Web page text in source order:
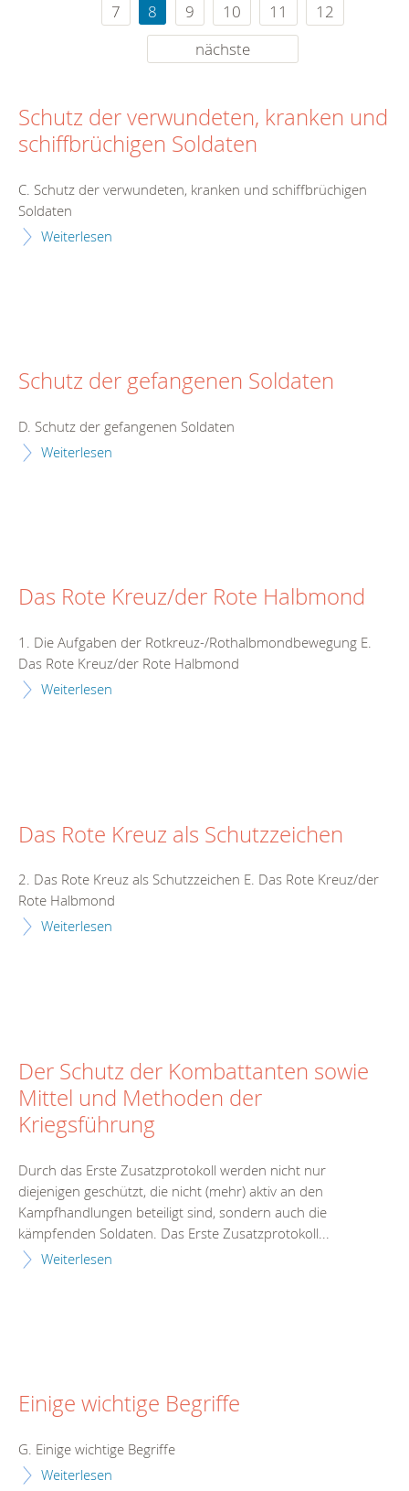
7
8 9 10 11
12
nächste
Schutz der verwundeten, kranken und
schiffbrüchigen Soldaten
C. Schutz der verwundeten, kranken und schiffbrüchigen
Soldaten
Weiterlesen
Schutz der gefangenen Soldaten
D. Schutz der gefangenen Soldaten
Weiterlesen
Das Rote Kreuz/der Rote Halbmond
1. Die Aufgaben der Rotkreuz-/Rothalbmondbewegung E.
Das Rote Kreuz/der Rote Halbmond
Weiterlesen
Das Rote Kreuz als Schutzzeichen
2. Das Rote Kreuz als Schutzzeichen E. Das Rote Kreuz/der
Rote Halbmond
Weiterlesen
Der Schutz der Kombattanten sowie
Mittel und Methoden der
Kriegsführung
Durch das Erste Zusatzprotokoll werden nicht nur
diejenigen geschützt, die nicht (mehr) aktiv an den
Kampfhandlungen beteiligt sind, sondern auch die
kämpfenden Soldaten. Das Erste Zusatzprotokoll...
Weiterlesen
Einige wichtige Begriffe
G. Einige wichtige Begriffe
Weiterlesen